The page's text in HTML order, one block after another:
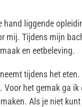
hand liggende
mij. Tijdens mijn
en eetbeleving.
tijdens het
het gemak ga
Als je niet